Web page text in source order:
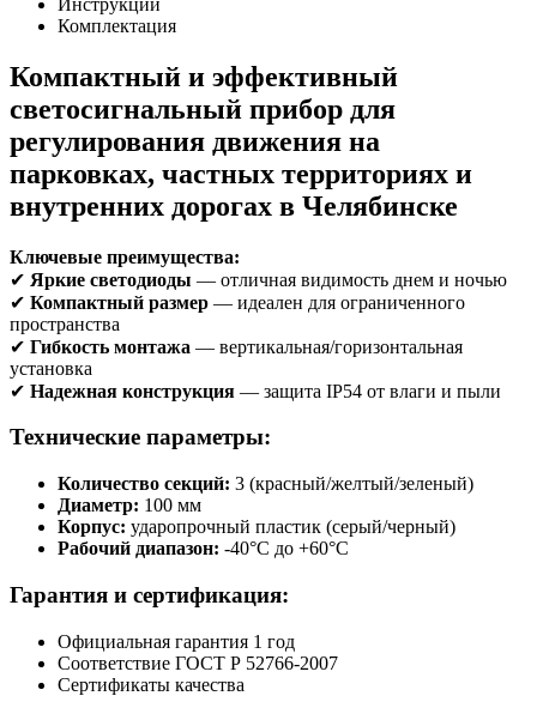
Комплектация
Компактный и эффективный
светосигнальный прибор для
регулирования движения на
парковках, частных территориях и
внутренних дорогах в Челябинске
Ключевые преимущества:
✔ Яркие светодиоды — отличная видимость днем и ночью
✔ Компактный размер — идеален для ограниченного
пространства
✔ Гибкость монтажа — вертикальная/горизонтальная
установка
✔ Надежная конструкция — защита IP54 от влаги и пыли
Технические параметры:
Количество секций: 3 (красный/желтый/зеленый)
Диаметр: 100 мм
Корпус: ударопрочный пластик (серый/черный)
Рабочий диапазон: -40°С до +60°С
Гарантия и сертификация:
Официальная гарантия 1 год
Соответствие ГОСТ Р 52766-2007
Сертификаты качества